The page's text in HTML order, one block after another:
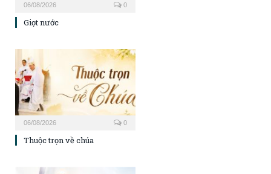
06/08/2026 0
Giọt nước
06/08/2026 0
Thuộc trọn về chúa